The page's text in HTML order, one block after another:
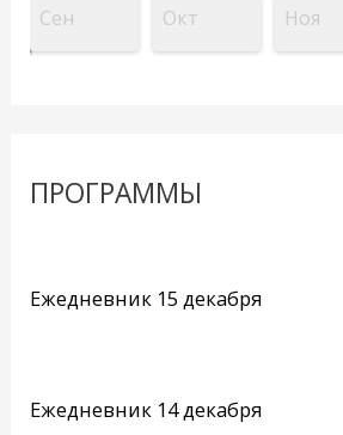
Сен Окт Ноя
ПРОГРАММЫ
Ежедневник 15 декабря
Ежедневник 14 декабря